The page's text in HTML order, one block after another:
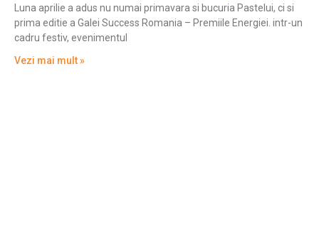
Luna aprilie a adus nu numai primavara si bucuria Pastelui, ci si
prima editie a Galei Success Romania – Premiile Energiei. intr-un
cadru festiv, evenimentul
Vezi mai mult »